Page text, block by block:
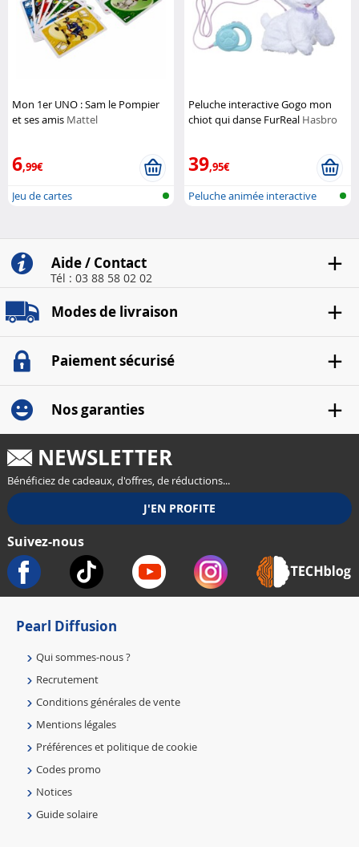
Mon 1er UNO : Sam le Pompier
et ses amis Mattel
6,99€
Jeu de cartes
Peluche interactive Gogo mon
chiot qui danse FurReal Hasbro
39,95€
Peluche animée interactive
Aide / Contact
Tél : 03 88 58 02 02
Modes de livraison
Paiement sécurisé
Nos garanties
NEWSLETTER
Bénéficiez de cadeaux, d'offres, de réductions...
Suivez-nous
Pearl Diffusion
Qui sommes-nous ?
Recrutement
Conditions générales de vente
Mentions légales
Préférences et politique de cookie
Codes promo
Notices
Guide solaire